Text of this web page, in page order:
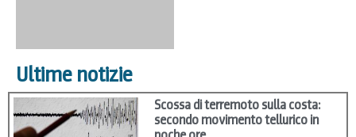
Ultime notizie
Scossa di terremoto sulla costa:
secondo movimento tellurico in